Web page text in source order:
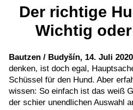
Menüpunkte
Politik
Gesellschaft
Wirtschaft
Service
Verkehr
Gesundheit
Der richtige
Wichtig
Bautzen / Budyšín, 14. Juli
denken, ist doch egal,
Schüssel für den Hund. Aber
wissen: So einfach ist das weiß
der schier unendlichen Auswahl